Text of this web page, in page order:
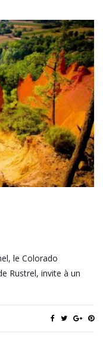
le Colorado
Rustrel, invite à un